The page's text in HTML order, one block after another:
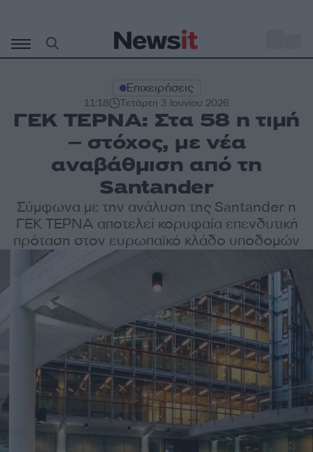
περιεχόμενο
Επιχειρήσεις
11:18 Τετάρτη 3 Ιουνίου 2026
ΓΕΚ ΤΕΡΝΑ: Στα 58 η τιμή
– στόχος, με νέα
αναβάθμιση από τη
Santander
Σύμφωνα με την ανάλυση της Santander η
ΓΕΚ ΤΕΡΝΑ αποτελεί κορυφαία επενδυτική
πρόταση στον ευρωπαϊκό κλάδο υποδομών